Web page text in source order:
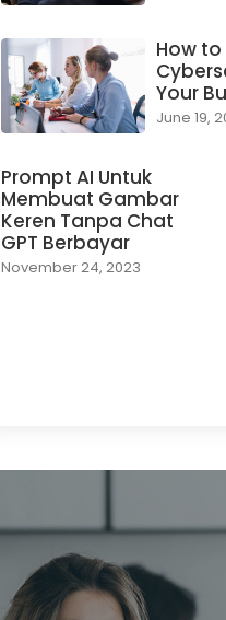
How
Your
June 19,
Prompt AI Untuk
Membuat Gambar
Keren Tanpa Chat
GPT Berbayar
November 24, 2023